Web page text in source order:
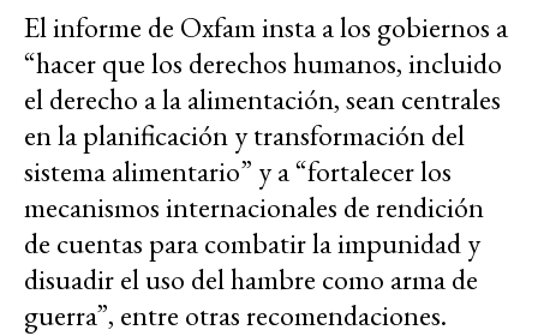
El informe de Oxfam insta a los gobiernos a
“hacer que los derechos humanos, incluido
el derecho a la alimentación, sean centrales
en la planificación y transformación del
sistema alimentario” y a “fortalecer los
mecanismos internacionales de rendición
de cuentas para combatir la impunidad y
disuadir el uso del hambre como arma de
guerra”, entre otras recomendaciones.